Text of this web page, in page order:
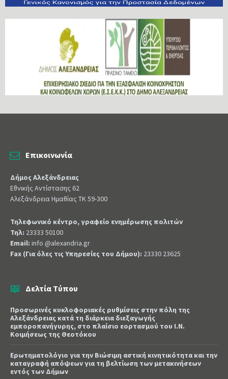
Επικοινωνία
Δήμος Αλεξάνδρειας
Εθνικής Αντίστασης 62
Αλεξάνδρεια Ημαθίας ΤΚ 59-300
Τηλεφωνικό κέντρο, γραφείο ενημέρωσης πολιτών
Τηλ: 23333 50100
Email: info @alexandria.gr
Fax (Για όλες τις Υπηρεσίες του Δήμου): 23330 23625
Δελτία Τύπου
Προσωρινές κυκλοφοριακές ρυθμίσεις στην πόλη της
Αλεξάνδρειας κατά τη διάρκεια διεξαγωγής
εμποροπανήγυρης, στο πλαίσιο εορτασμού του Ι.Ν.
Κοιμήσεως της Θεοτόκου
Ερωτηματολόγιο για την Βιώσιμη αστική κινητικότητα και την
καταγραφή απόψεων για τη βελτίωση των μετακινήσεων
εντός των Δήμων